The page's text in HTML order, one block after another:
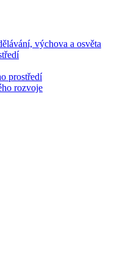
výchova a osvěta
prostředí
rozvoje